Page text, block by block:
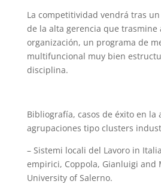
La competitividad vendrá tras
de la alta gerencia que trasmine
organización, un programa de
multifuncional muy bien
disciplina.
Bibliografía, casos de éxito en la
agrupaciones tipo clusters
– Sistemi locali del Lavoro in
empirici, Coppola, Gianluigi and
University of Salerno.